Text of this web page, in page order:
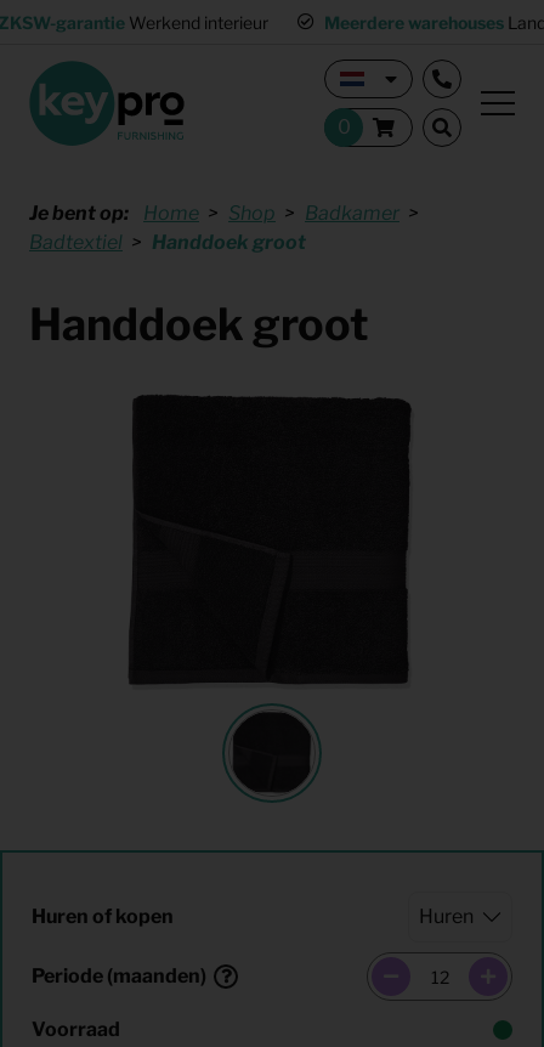
garantie Werkend interieur Meerdere warehouses
Je bent op: Home Shop
Badkamer
Badtextiel
Handdoek groot
Handdoek groot
Huren of kopen
Periode (maanden)
Voorraad